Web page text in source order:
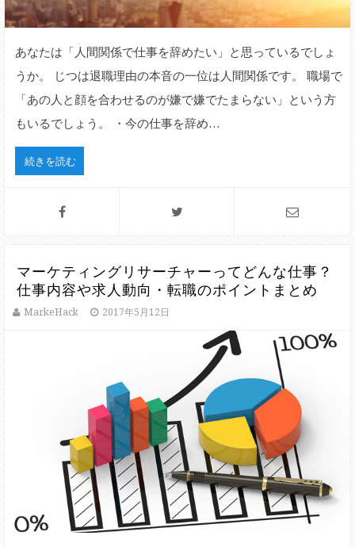
あなたは「人間関係で仕事を辞めたい」と思っているでしょ
うか。 じつは退職理由の本音の一位は人間関係です。 職場で
「あの人と顔を合わせるのが嫌で嫌でたまらない」という方
もいるでしょう。 ・今の仕事を辞め…
続きを読む
マーケティングリサーチャーってどんな仕事？
仕事内容や求人動向・転職のポイントまとめ
MarkeHack 2017年5月12日